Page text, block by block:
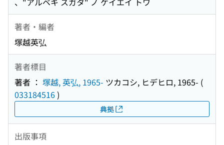
著者・編者
塚越英弘
著者標目
著者 ： 塚越, 英弘, 1965- ツカコシ, ヒデヒロ, 1965- (
033184516)
典拠
出版事項